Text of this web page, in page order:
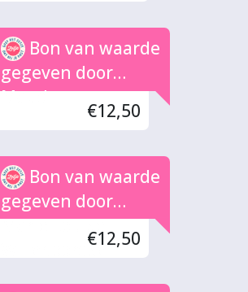
Bon van waarde
gegeven door
Maud
€12,50
Bon van waarde
gegeven door
Marie Louise
Willeboordse€12,50